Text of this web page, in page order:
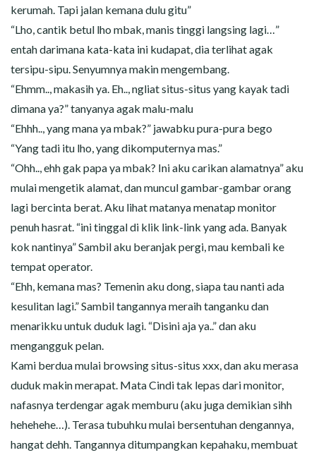
kerumah. Tapi jalan kemana dulu gitu”
“Lho, cantik betul lho mbak, manis tinggi langsing lagi…”
entah darimana kata-kata ini kudapat, dia terlihat agak
tersipu-sipu. Senyumnya makin mengembang.
“Ehmm.., makasih ya. Eh.., ngliat situs-situs yang kayak tadi
dimana ya?” tanyanya agak malu-malu
“Ehhh.., yang mana ya mbak?” jawabku pura-pura bego
“Yang tadi itu lho, yang dikomputernya mas.”
“Ohh.., ehh gak papa ya mbak? Ini aku carikan alamatnya” aku
mulai mengetik alamat, dan muncul gambar-gambar orang
lagi bercinta berat. Aku lihat matanya menatap monitor
penuh hasrat. “ini tinggal di klik link-link yang ada. Banyak
kok nantinya” Sambil aku beranjak pergi, mau kembali ke
tempat operator.
“Ehh, kemana mas? Temenin aku dong, siapa tau nanti ada
kesulitan lagi.” Sambil tangannya meraih tanganku dan
menarikku untuk duduk lagi. “Disini aja ya..” dan aku
mengangguk pelan.
Kami berdua mulai browsing situs-situs xxx, dan aku merasa
duduk makin merapat. Mata Cindi tak lepas dari monitor,
nafasnya terdengar agak memburu (aku juga demikian sihh
hehehehe…). Terasa tubuhku mulai bersentuhan dengannya,
hangat dehh. Tangannya ditumpangkan kepahaku, membuat